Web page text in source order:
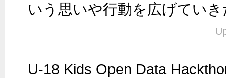
いう思いや行動を広げてい
U-18 Kids Open Data